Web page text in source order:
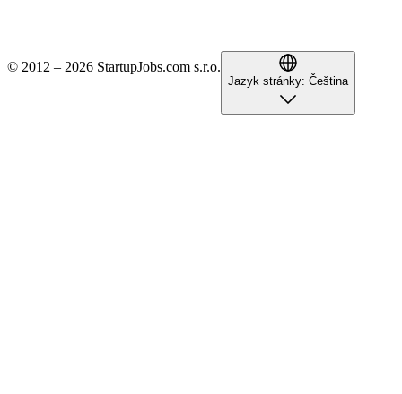
© 2012 – 2026 StartupJobs.com s.r.o.
Jazyk stránky: Čeština